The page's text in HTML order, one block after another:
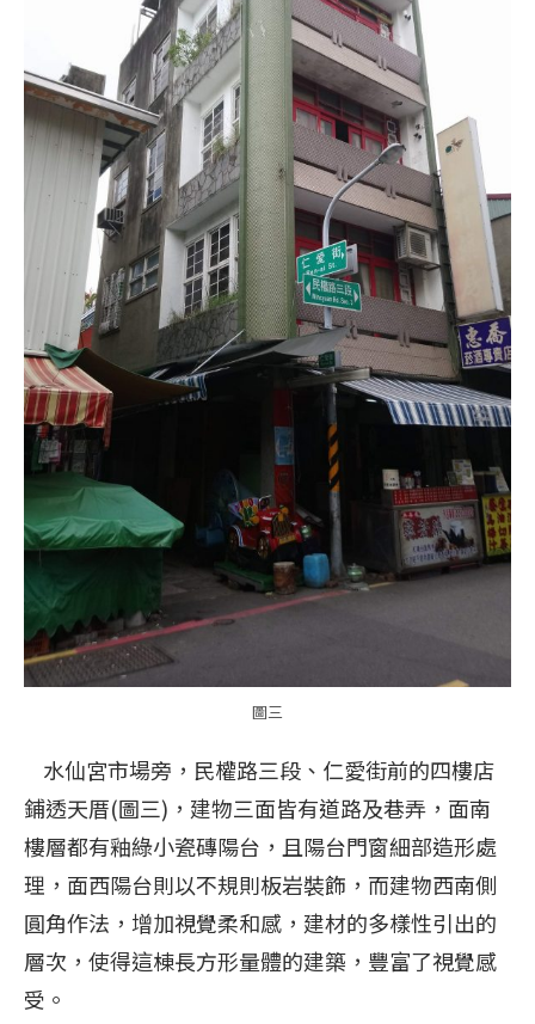
圖三
水仙宮市場旁，民權路三段、仁愛街前的四樓店
鋪透天厝(圖三)，建物三面皆有道路及巷弄，面南
樓層都有釉綠小瓷磚陽台，且陽台門窗細部造形處
理，面西陽台則以不規則板岩裝飾，而建物西南側
圓角作法，增加視覺柔和感，建材的多樣性引出的
層次，使得這棟長方形量體的建築，豐富了視覺感
受。